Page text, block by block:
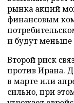
рынка акций
финансовым
и будут меньше
Второй риск
против Ирана.
в марте или
сильно, при